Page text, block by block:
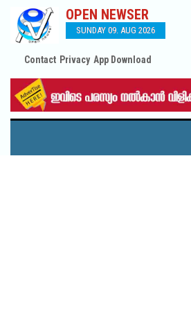
OPEN NEWSER
SUNDAY 09. AUG 2026
Contact Privacy App Download